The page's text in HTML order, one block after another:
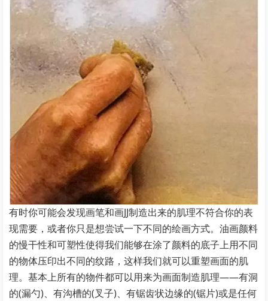
有时你可能会发现画笔和画JJ制造出来的肌理不符合你的表
现需要，或者你只是想尝试一下不同的绘画方式。油画颜料
的慢干性和可塑性使得我们能够在涂了颜料的底子上用不同
的物体压印出不同的纹路，这样我们就可以重塑画面的肌
理。基本上所有的物件都可以用来为画面制造肌理——有洞
的(漏勺)、有沟槽的(叉子)、有锯齿状边缘的(锯片)或是任何